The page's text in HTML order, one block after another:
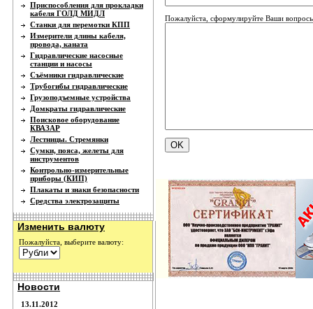
Приспособления для прокладки
кабеля ГОЛД МИДЛ
Станки для перемотки КПП
Измерители длины кабеля,
провода, каната
Гидравлические насосные
станции и насосы
Съёмники гидравлические
Трубогибы гидравлические
Грузоподъемные устройства
Домкраты гидравлические
Поисковое оборудование
КВАЗАР
Лестницы. Стремянки
Сумки, пояса, желеты для
инструментов
Контрольно-измерительные
приборы (КИП)
Плакаты и знаки безопасности
Средства электрозащиты
Изменить валюту
Пожалуйста, выберите валюту:
Новости
13.11.2012
Пожалуйста, сформулируйте Ваши